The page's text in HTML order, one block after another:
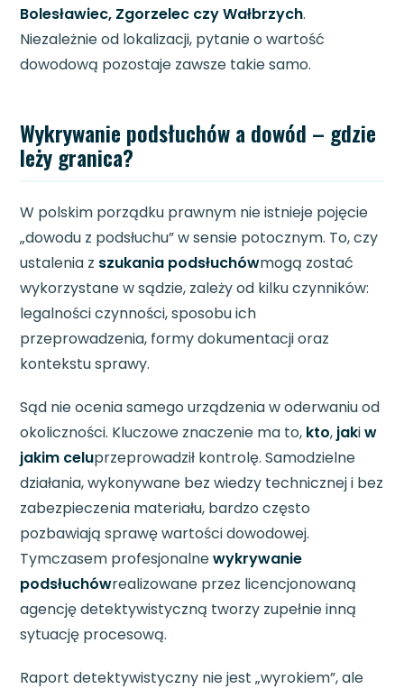
Bolesławiec, Zgorzelec czy Wałbrzych.
Niezależnie od lokalizacji, pytanie o wartość
dowodową pozostaje zawsze takie samo.
Wykrywanie podsłuchów a dowód – gdzie
leży granica?
W polskim porządku prawnym nie istnieje pojęcie
„dowodu z podsłuchu” w sensie potocznym. To, czy
ustalenia z szukania podsłuchówmogą zostać
wykorzystane w sądzie, zależy od kilku czynników:
legalności czynności, sposobu ich
przeprowadzenia, formy dokumentacji oraz
kontekstu sprawy.
Sąd nie ocenia samego urządzenia w oderwaniu od
okoliczności. Kluczowe znaczenie ma to, kto, jakiw
jakim celuprzeprowadził kontrolę. Samodzielne
działania, wykonywane bez wiedzy technicznej i bez
zabezpieczenia materiału, bardzo często
pozbawiają sprawę wartości dowodowej.
Tymczasem profesjonalnewykrywanie
podsłuchówrealizowane przez licencjonowaną
agencję detektywistyczną tworzy zupełnie inną
sytuację procesową.
Raport detektywistyczny nie jest „wyrokiem”, ale